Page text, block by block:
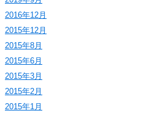
2016年12月
2015年12月
2015年8月
2015年6月
2015年3月
2015年2月
2015年1月